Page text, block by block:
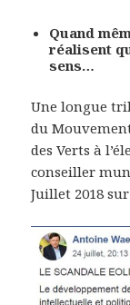
Quand
réalisent
sens…
Une longue
du
des Verts à
conseiller
Juillet 2018